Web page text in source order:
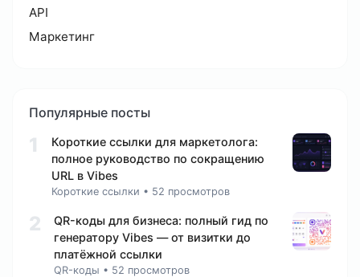
API
Маркетинг
Популярные посты
1
Короткие ссылки для маркетолога:
полное руководство по сокращению
URL в Vibes
Короткие ссылки • 52 просмотров
2
QR-коды для бизнеса: полный гид по
генератору Vibes — от визитки до
платёжной ссылки
QR-коды • 52 просмотров